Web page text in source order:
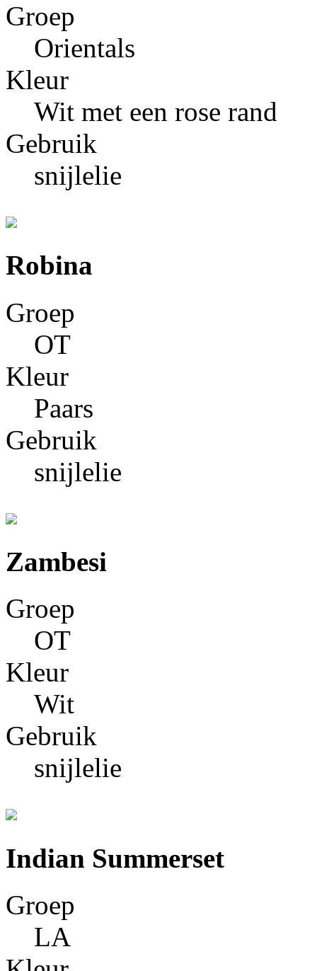
Groep
Orientals
Kleur
Wit met een rose rand
Gebruik
snijlelie
Robina
Groep
OT
Kleur
Paars
Gebruik
snijlelie
Zambesi
Groep
OT
Kleur
Wit
Gebruik
snijlelie
Indian Summerset
Groep
LA